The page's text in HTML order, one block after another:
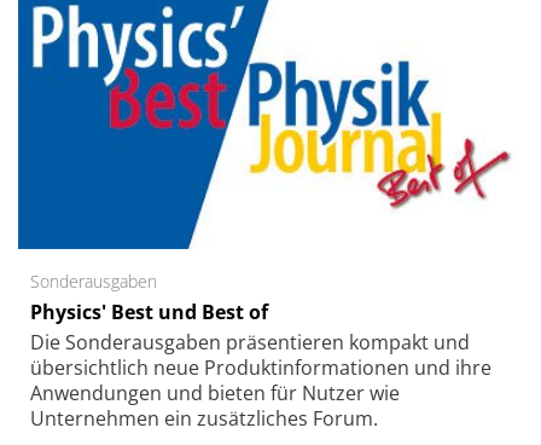
Sonderausgaben
Physics' Best und Best of
Die Sonder­ausgaben präsentieren kompakt und
übersichtlich neue Produkt­informationen und ihre
Anwendungen und bieten für Nutzer wie
Unternehmen ein zusätzliches Forum.